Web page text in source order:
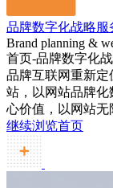
品牌数字化战略服
Brand planning &
首页-品牌数字化
品牌互联网重新定
站，以网站品牌
心价值，以网站无
继续浏览首页